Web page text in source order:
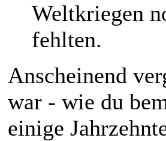
Weltkriegen
fehlten.
Anscheinend
war - wie du
einige